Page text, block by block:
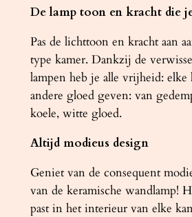
De lamp toon en kracht die
Pas de lichttoon en kracht aan
type kamer. Dankzij de
lampen heb je alle vrijheid: elke
andere gloed geven: van
koele, witte gloed.
Altijd modieus design
Geniet van de consequent
van de keramische wandlamp!
past in het interieur van elke